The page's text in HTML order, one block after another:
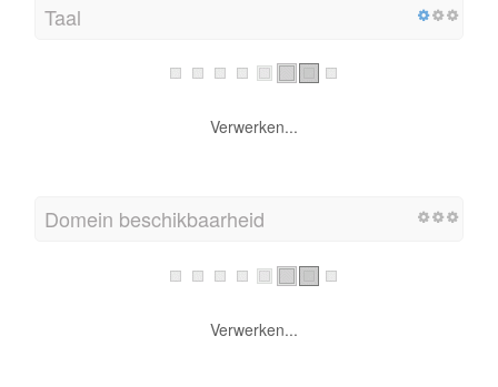
Taal
Verwerken...
Domein beschikbaarheid
Verwerken...